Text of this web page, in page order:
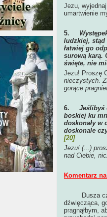
Jezu,
umartwienie
5.
ludzkiej, stąd
łatwiej go
surową karą.
święte, nie
Jezu! Proszę
nieczystych.
gorące
6. Jeślibyś
boskiej ku
doskonały w
doskonale
[20]
Jezu! (...)
nad Ciebie,
Komentarz
Dusza
dźwięcząca,
pragnąłbym,